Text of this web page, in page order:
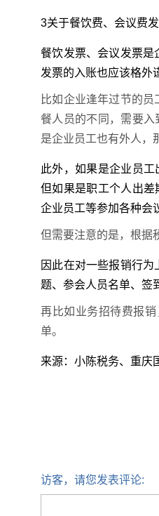
3关于餐饮费、会议费
餐饮发票、会议发票是
发票的入账也应该格外
比如企业逢年过节的
餐人员的不同，需要入
是企业员工也有外人，
此外，如果是企业员
但如果是职工个人出差
企业员工等参加各种会
但需要注意的是，根据
因此在对一些报销行
题、参会人员名单、签
再比如业务招待费报
单。
来源：小陈税务、重庆
访客，请您发表评论: